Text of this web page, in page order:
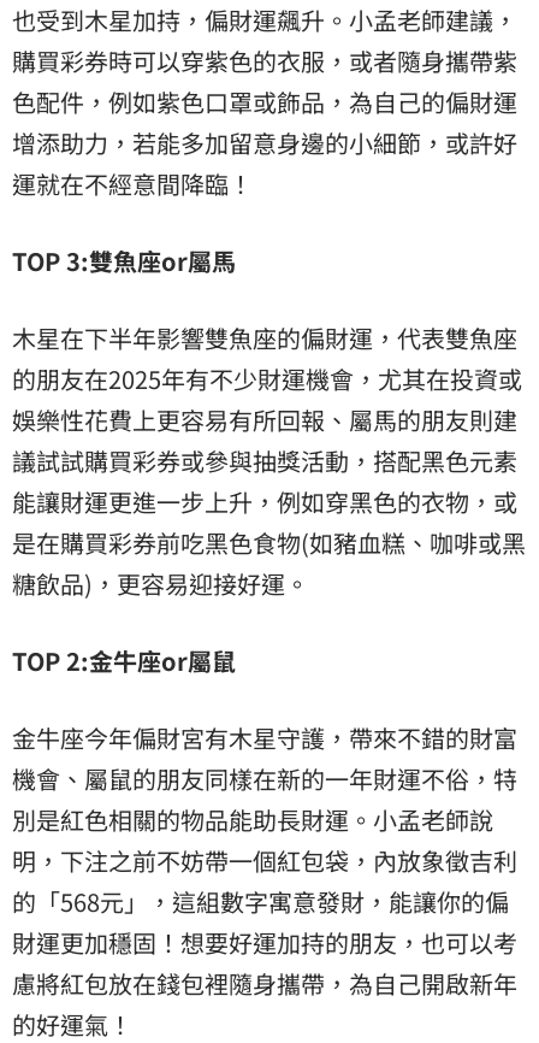
也受到木星加持，偏財運飆升。小孟老師建議，
購買彩券時可以穿紫色的衣服，或者隨身攜帶紫
色配件，例如紫色口罩或飾品，為自己的偏財運
增添助力，若能多加留意身邊的小細節，或許好
運就在不經意間降臨！
TOP 3:雙魚座or屬馬
木星在下半年影響雙魚座的偏財運，代表雙魚座
的朋友在2025年有不少財運機會，尤其在投資或
娛樂性花費上更容易有所回報、屬馬的朋友則建
議試試購買彩券或參與抽獎活動，搭配黑色元素
能讓財運更進一步上升，例如穿黑色的衣物，或
是在購買彩券前吃黑色食物(如豬血糕、咖啡或黑
糖飲品)，更容易迎接好運。
TOP 2:金牛座or屬鼠
金牛座今年偏財宮有木星守護，帶來不錯的財富
機會、屬鼠的朋友同樣在新的一年財運不俗，特
別是紅色相關的物品能助長財運。小孟老師說
明，下注之前不妨帶一個紅包袋，內放象徵吉利
的「568元」，這組數字寓意發財，能讓你的偏
財運更加穩固！想要好運加持的朋友，也可以考
慮將紅包放在錢包裡隨身攜帶，為自己開啟新年
的好運氣！